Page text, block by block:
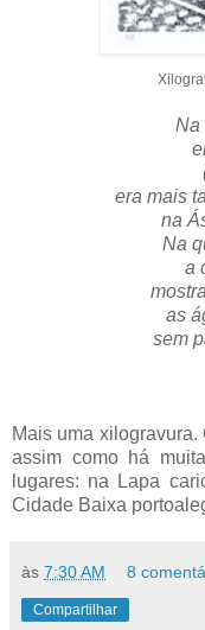
Na
era mais
na
Na
a
as
sem
Mais uma
assim como há
lugares: na Lapa
Cidade Baixa
às 7:30 AM 8
Compartilhar